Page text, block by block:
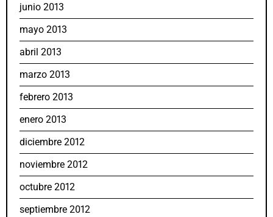
junio 2013
mayo 2013
abril 2013
marzo 2013
febrero 2013
enero 2013
diciembre 2012
noviembre 2012
octubre 2012
septiembre 2012